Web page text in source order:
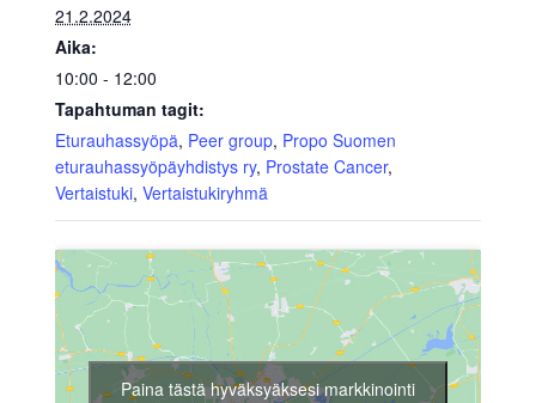
21.2.2024
Aika:
10:00 - 12:00
Tapahtuman tagit:
Eturauhassyöpä, Peer group, Propo Suomen
eturauhassyöpäyhdistys ry, Prostate Cancer,
Vertaistuki, Vertaistukiryhmä
Paina tästä hyväksyäksesi markkinointi